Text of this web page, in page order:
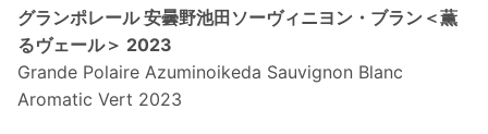
グランポレール 安曇野池田ソーヴィニヨン・ブラン＜薫
るヴェール＞ 2023
Grande Polaire Azuminoikeda Sauvignon Blanc
Aromatic Vert 2023